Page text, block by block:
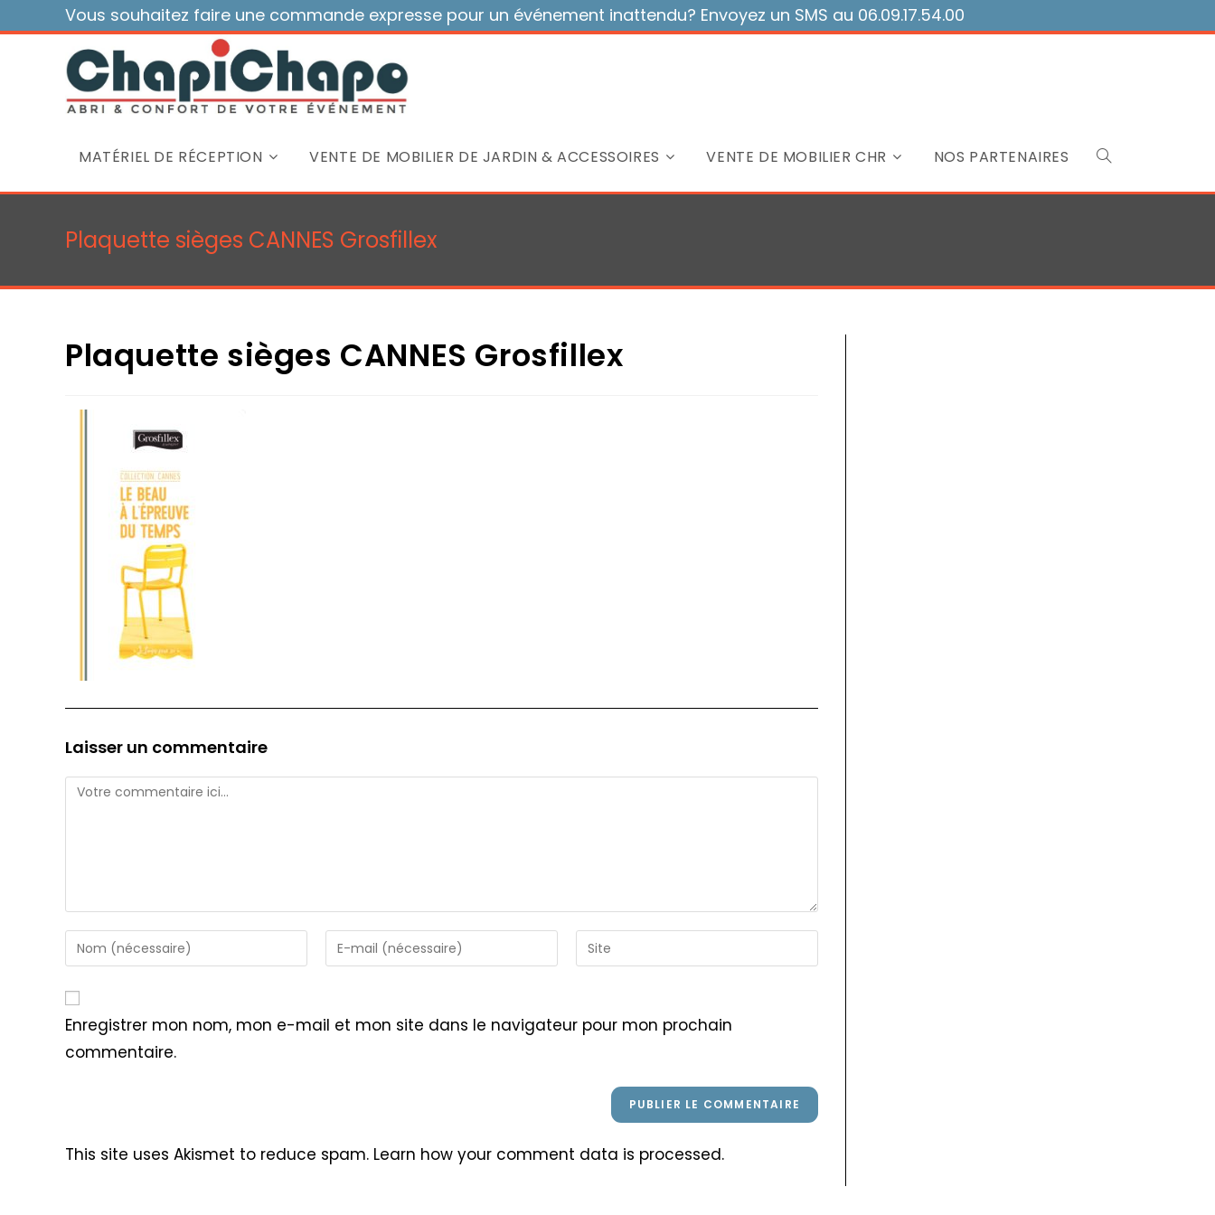
to
Vous souhaitez faire une commande expresse pour un événement inattendu? Envoyez un SMS au 06.09.17.54.00
MATÉRIEL DE RÉCEPTION VENTE DE MOBILIER DE JARDIN & ACCESSOIRES VENTE DE MOBILIER CHR NOS PARTENAIRES Toggle
search
Plaquette sièges CANNES Grosfillex
Plaquette sièges CANNES Grosfillex
Laisser un commentaire
Comment
Enter
your
or
username
to
Enter
your
to
Saisir
l’URL
site
Enregistrer mon nom, mon e-mail et mon site dans le navigateur pour mon prochain
commentaire.
This site uses Akismet to reduce spam. Learn how your comment data is processed.